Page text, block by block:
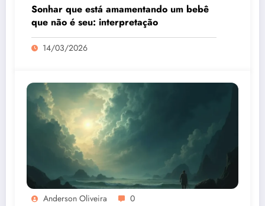
Sonhar que está amamentando um bebê
que não é seu: interpretação
14/03/2026
Anderson Oliveira 0